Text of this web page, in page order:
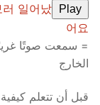
Play
일어났
어요
= سمعت صوتًا
الخارج